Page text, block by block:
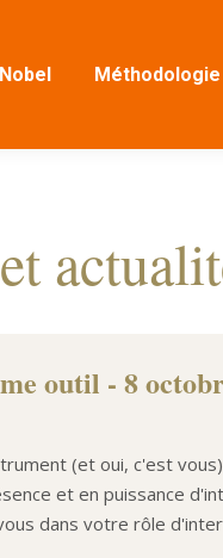
Méthodologie
outil - 8
(et oui, c'est
et en puissance
dans votre rôle